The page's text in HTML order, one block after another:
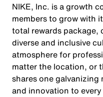
NIKE, Inc. is a growth
members to grow with
total rewards package,
diverse and inclusive
atmosphere for
matter the location, or
shares one
and innovation to